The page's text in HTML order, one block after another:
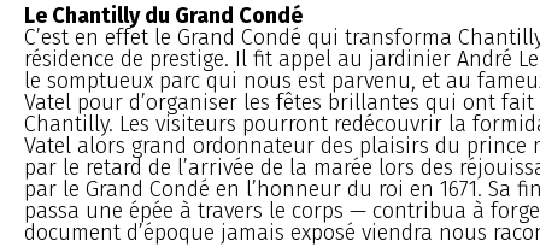
Le Chantilly du Grand Condé
C’est en effet le Grand Condé qui transforma
résidence de prestige. Il fit appel au jardinier André
le somptueux parc qui nous est parvenu, et au
Vatel pour d’organiser les fêtes brillantes qui ont
Chantilly. Les visiteurs pourront redécouvrir la
Vatel alors grand ordonnateur des plaisirs du prince
par le retard de l’arrivée de la marée lors des
par le Grand Condé en l’honneur du roi en 1671. Sa
passa une épée à travers le corps — contribua à
document d’époque jamais exposé viendra nous